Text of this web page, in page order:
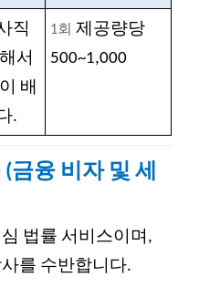
직
서
배
.
1회 제공량당
500~1,000
금융 비자 및 세
법률 서비스이며,
를 수반합니다.